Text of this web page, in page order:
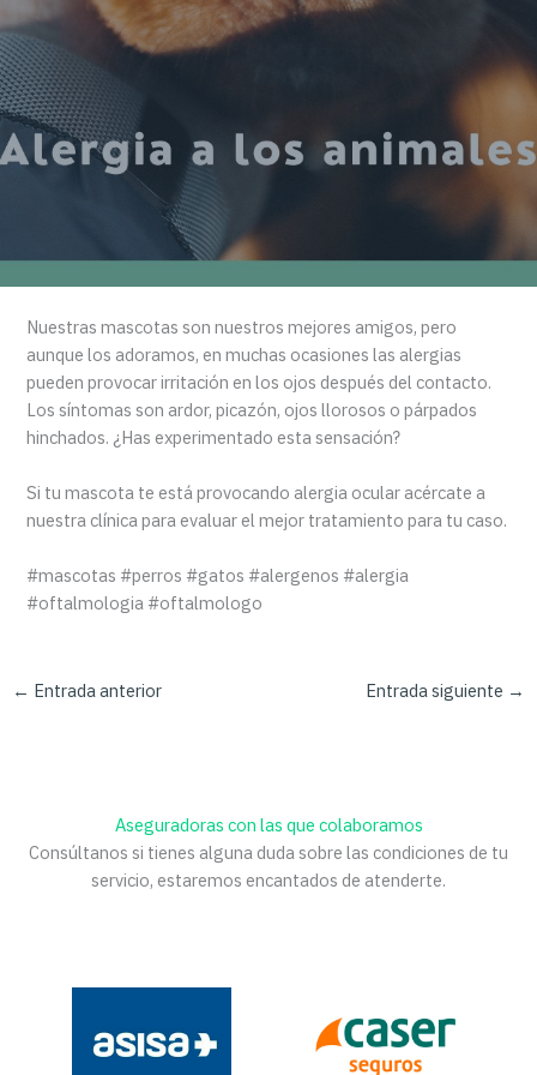
Nuestras mascotas son nuestros mejores amigos, pero
aunque los adoramos, en muchas ocasiones las alergias
pueden provocar irritación en los ojos después del contacto.
⁠Los síntomas son ardor, picazón, ojos llorosos o párpados
hinchados. ¿Has experimentado esta sensación? ⁠
Si tu mascota te está provocando alergia ocular acércate a
nuestra clínica para evaluar el mejor tratamiento para tu caso.⁠
#mascotas #perros #gatos #alergenos #alergia
#oftalmologia #oftalmologo
← Entrada anterior Entrada siguiente →
Aseguradoras con las que colaboramos
Consúltanos si tienes alguna duda sobre las condiciones de tu
servicio, estaremos encantados de atenderte.